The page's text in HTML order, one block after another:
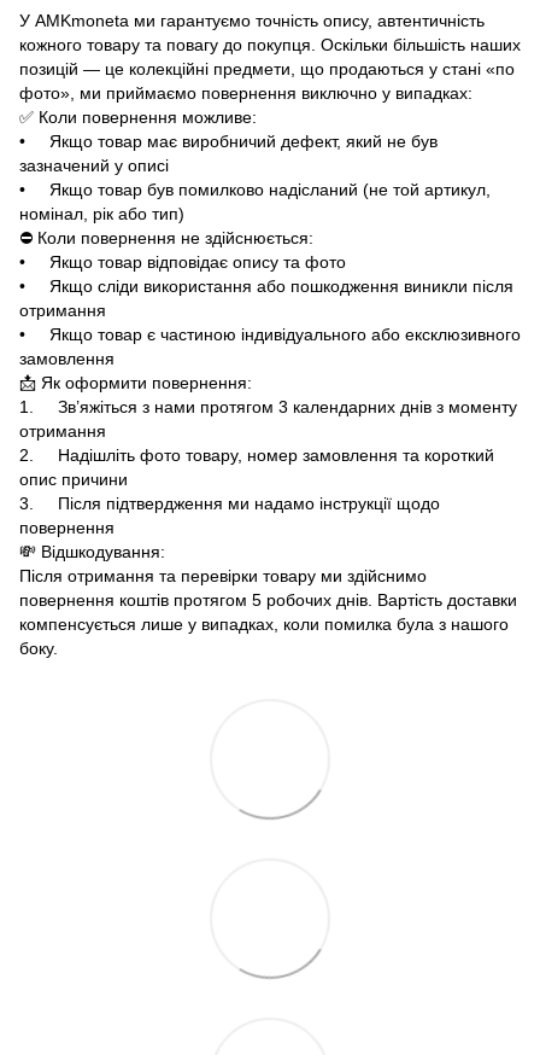
У AMKmoneta ми гарантуємо точність опису, автентичність
кожного товару та повагу до покупця. Оскільки більшість наших
позицій — це колекційні предмети, що продаються у стані «по
фото», ми приймаємо повернення виключно у випадках:
✅ Коли повернення можливе:
• Якщо товар має виробничий дефект, який не був
зазначений у описі
• Якщо товар був помилково надісланий (не той артикул,
номінал, рік або тип)
⛔ Коли повернення не здійснюється:
• Якщо товар відповідає опису та фото
• Якщо сліди використання або пошкодження виникли після
отримання
• Якщо товар є частиною індивідуального або ексклюзивного
замовлення
📩 Як оформити повернення:
1. Зв’яжіться з нами протягом 3 календарних днів з моменту
отримання
2. Надішліть фото товару, номер замовлення та короткий
опис причини
3. Після підтвердження ми надамо інструкції щодо
повернення
💸 Відшкодування:
Після отримання та перевірки товару ми здійснимо
повернення коштів протягом 5 робочих днів. Вартість доставки
компенсується лише у випадках, коли помилка була з нашого
боку.